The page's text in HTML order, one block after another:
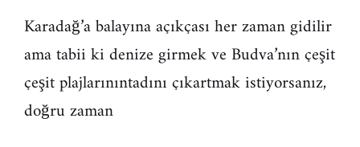
Karadağ’a balayına açıkçası her zaman gidilir
ama tabii ki denize girmek ve Budva’nın çeşit
çeşit plajlarınıntadını çıkartmak istiyorsanız,
doğru zaman